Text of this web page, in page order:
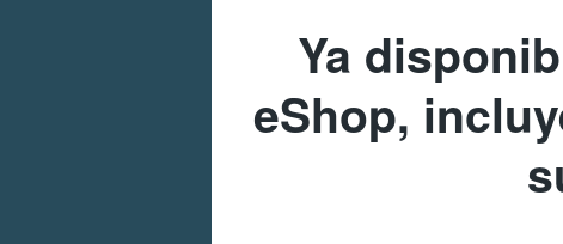
Ya
eShop,